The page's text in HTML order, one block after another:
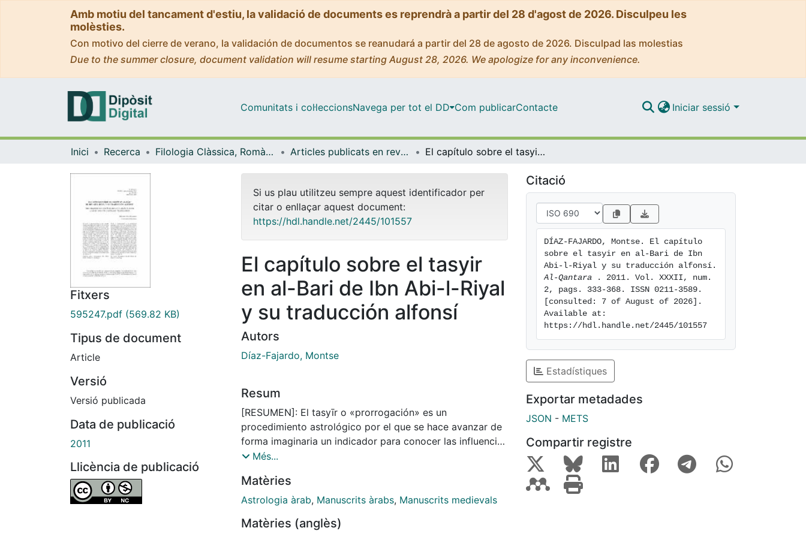
Amb motiu del tancament d'estiu, la validació de documents es reprendrà a partir del 28 d'agost de 2026. Disculpeu les
molèsties.
Con motivo del cierre de verano, la validación de documentos se reanudará a partir del 28 de agosto de 2026. Disculpad las molestias
Due to the summer closure, document validation will resume starting August 28, 2026. We apologize for any inconvenience.
Comunitats i col·leccionsNavega per tot el DD Com publicarContacte Iniciar sessió
Inici Recerca Filologia Clàssica, Romànica i Semítica Articles publicats en revistes (Filologia Clàssica, Romànica i Semítica) El capítulo sobre el tasyir en al-Bari de Ibn Abi-l-Riyal y su traducción alfonsí
Fitxers
595247.pdf (569.82 KB)
Tipus de document
Article
Versió
Versió publicada
Data de publicació
2011
Llicència de publicació
Si us plau utilitzeu sempre aquest identificador per
citar o enllaçar aquest document:
https://hdl.handle.net/2445/101557
El capítulo sobre el tasyir
en al-Bari de Ibn Abi-l-Riyal
y su traducción alfonsí
Autors
Díaz-Fajardo, Montse
Resum
[RESUMEN]: El tasyīr o «prorrogación» es un
procedimiento astrológico por el que se hace avanzar de
forma imaginaria un indicador para conocer las influencias
celestes. El tasyīr fue una de las herramientas
horóscopo. Este artículo analiza la información que
contiene el capítulo 'Sobre el tasyīr' de la obra al-Bāri' de
recursos que utilizaba. Su estudio nos muestra las vías
Més...
Matèries
Astrologia àrab, Manuscrits àrabs, Manuscrits medievals
Matèries (anglès)
Citació
DÍAZ-FAJARDO, Montse. El capítulo
sobre el tasyir en al-Bari de Ibn
Al-Qantara
. 2011. Vol. XXXII, num.
2, pags. 333-368. ISSN 0211-3589.
[consulted: 7 of August of 2026].
Available at:
https://hdl.handle.net/2445/101557
Estadístiques
Exportar metadades
JSON - METS
Compartir registre